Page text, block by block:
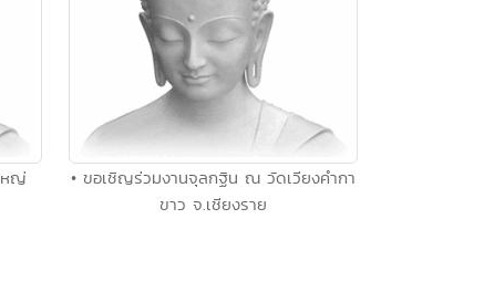
หญ่
• ขอเชิญร่วมงานจุลกฐิน ณ วัดเวียงคำกา
ขาว จ.เชียงราย